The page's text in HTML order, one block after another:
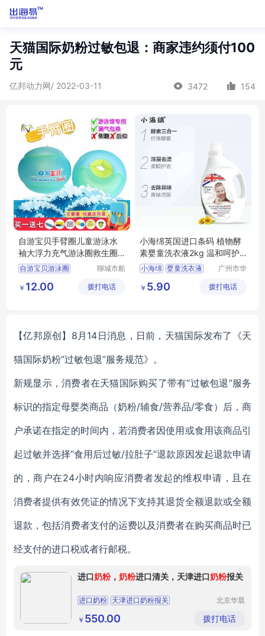
天猫国际奶粉过敏包退：商家违约须付100
元
亿邦动力网/ 2022-03-11 3472 154
自游宝贝手臂圈儿童游泳水
袖大浮力充气游泳圈救生圈
婴儿泳圈
自游宝贝游泳圈
婴儿游泳圈生产工厂
聊城市船
乐设备有
￥ 12.00 拨打电话
小海绵英国进口条码 植物酵
素婴童洗衣液2kg 温和呵护
婴儿衣物
小海绵 婴童洗衣液
批发洗衣液
广州市华
有限公司
￥ 5.90 拨打电话
【亿邦原创】8月14日消息，日前，天猫国际发布了《天
猫国际奶粉“过敏包退”服务规范》。
新规显示，消费者在天猫国际购买了带有“过敏包退”服务
标识的指定母婴类商品（奶粉/辅食/营养品/零食）后，商
户承诺在指定的时间内，若消费者因使用或食用该商品引
起过敏并选择“食用后过敏/拉肚子”退款原因发起退款申请
的，商户在24小时内响应消费者发起的维权申请，且在
消费者提供有效凭证的情况下支持其退货全额退款或全额
退款，包括消费者支付的运费以及消费者在购买商品时已
经支付的进口税或者行邮税。
进口奶粉， 奶粉进口清关，天津进口奶粉报关
进口奶粉 天津进口奶粉报关
进口奶粉报关
北京华晨
贸易有限
责任公司
￥ 550.00 拨打电话